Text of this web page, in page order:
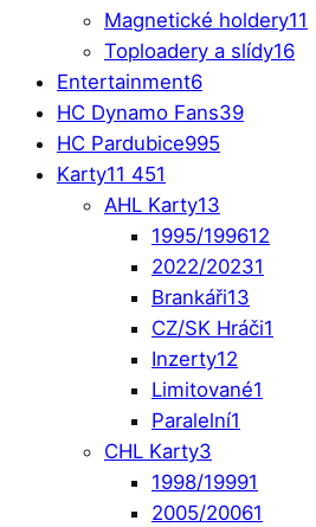
Magnetické holdery11
Toploadery a slídy16
Entertainment6
HC Dynamo Fans39
HC Pardubice995
Karty11 451
AHL Karty13
1995/199612
2022/20231
Brankáři13
CZ/SK Hráči1
Inzerty12
Limitované1
Paralelní1
CHL Karty3
1998/19991
2005/20061